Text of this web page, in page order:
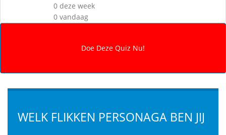
0 deze week
0 vandaag
WELK FLIKKEN PERSONAGA BEN JIJ